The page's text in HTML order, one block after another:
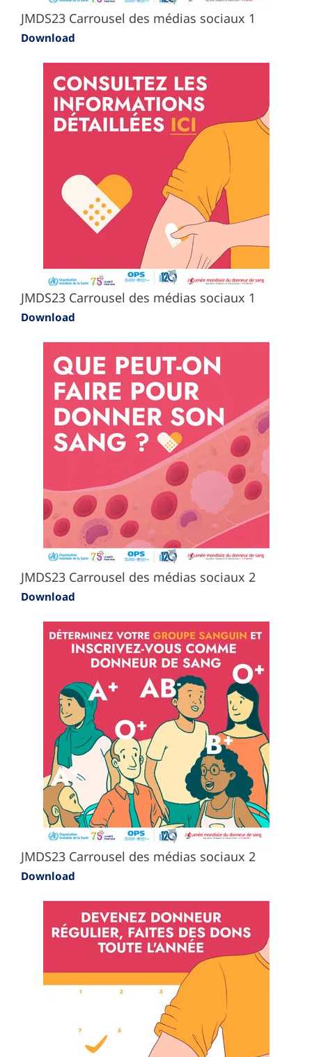
JMDS23 Carrousel des médias sociaux 1
Download
JMDS23 Carrousel des médias sociaux 1
Download
JMDS23 Carrousel des médias sociaux 2
Download
JMDS23 Carrousel des médias sociaux 2
Download